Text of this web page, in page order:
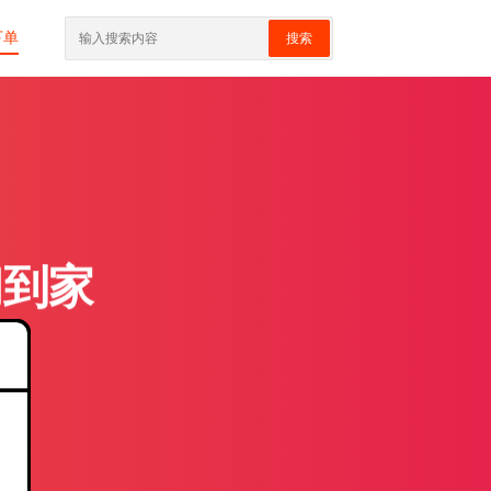
搜索
家